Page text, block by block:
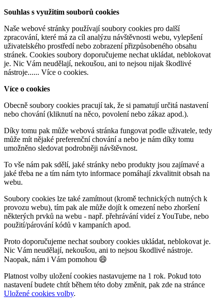
Souhlas s využitím souborů cookies
Naše webové stránky používají soubory cookies pro další
zpracování, které má za cíl analýzu návštěvnosti webu, vylepšení
uživatelského prostředí nebo zobrazení přizpůsobeného obsahu
stránek. Cookies soubory doporučujeme nechat ukládat, neblokovat
je. Nic Vám neudělají, nekoušou, ani to nejsou nijak škodlivé
nástroje...... Více o cookies.
Více o cookies
Obecně soubory cookies pracují tak, že si pamatují určitá nastavení
nebo chování (kliknutí na něco, povolení nebo zákaz apod.).
Díky tomu pak může webová stránka fungovat podle uživatele, tedy
může mít nějaké preferenční chování a nebo je nám díky tomu
umožněno sledovat podrobněji návštěvnost.
To vše nám pak sdělí, jaké stránky nebo produkty jsou zajímavé a
jaké třeba ne a tím nám tyto informace pomáhají zkvalitnit obsah na
webu.
Soubory cookies lze také zamítnout (kromě technických nutných k
provozu webu), tím pak ale může dojít k omezení nebo zhoršení
některých prvků na webu - např. přehrávání videí z YouTube, nebo
použití/párování kódů v kampaních apod.
Proto doporučujeme nechat soubory cookies ukládat, neblokovat je.
Nic Vám neudělají, nekoušou, ani to nejsou škodlivé nástroje.
Naopak, nám i Vám pomohou 😄
Platnost volby uložení cookies nastavujeme na 1 rok. Pokud toto
nastavení budete chtít během této doby změnit, pak zde na stránce
Uložené cookies volby.